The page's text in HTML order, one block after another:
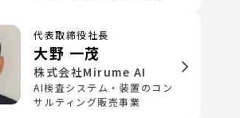
代表取締役社長
大野 一茂
株式会社Mirume AI
AI検査システム・装置のコン
サルティング販売事業